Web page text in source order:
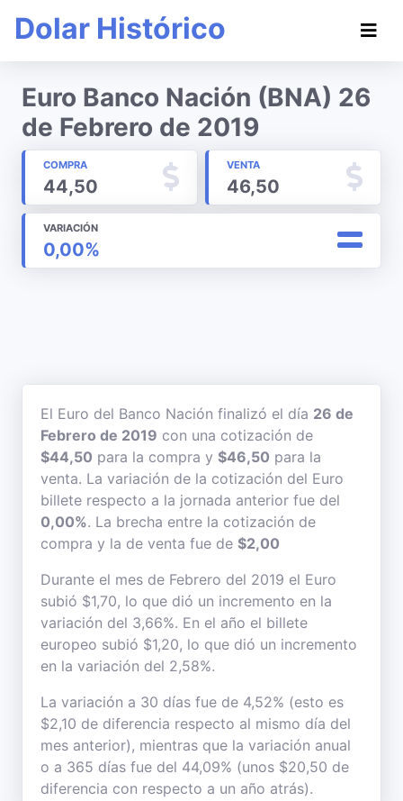
Dolar Histórico
Euro Banco Nación (BNA) 26
de Febrero de 2019
COMPRA
44,50
VENTA
46,50
VARIACIÓN
0,00%
El Euro del Banco Nación finalizó el día 26 de
Febrero de 2019 con una cotización de
$44,50 para la compra y $46,50 para la
venta. La variación de la cotización del Euro
billete respecto a la jornada anterior fue del
0,00%. La brecha entre la cotización de
compra y la de venta fue de $2,00
Durante el mes de Febrero del 2019 el Euro
subió $1,70, lo que dió un incremento en la
variación del 3,66%. En el año el billete
europeo subió $1,20, lo que dió un incremento
en la variación del 2,58%.
La variación a 30 días fue de 4,52% (esto es
$2,10 de diferencia respecto al mismo día del
mes anterior), mientras que la variación anual
o a 365 días fue del 44,09% (unos $20,50 de
diferencia con respecto a un año atrás).